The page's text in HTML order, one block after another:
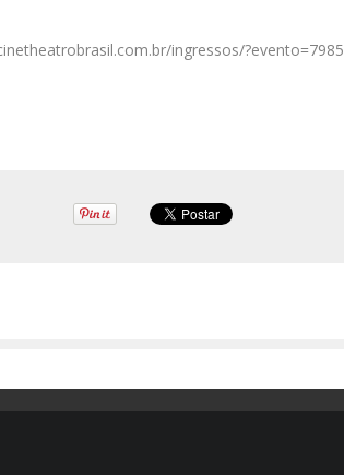
ingressos/?evento=7985